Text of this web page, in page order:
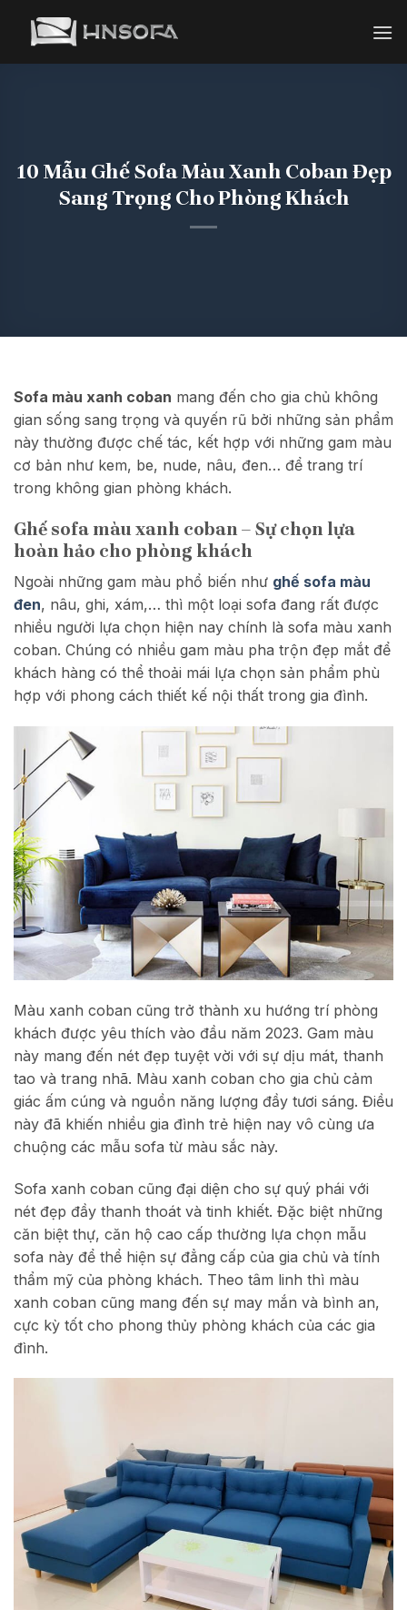
10 Mẫu Ghế Sofa Màu Xanh Coban Đẹp
Sang Trọng Cho Phòng Khách
Sofa màu xanh coban mang đến cho gia chủ không
gian sống sang trọng và quyến rũ bởi những sản phẩm
này thường được chế tác, kết hợp với những gam màu
cơ bản như kem, be, nude, nâu, đen… để trang trí
trong không gian phòng khách.
Ghế sofa màu xanh coban – Sự chọn lựa
hoàn hảo cho phòng khách
Ngoài những gam màu phổ biến như ghế sofa màu
đen, nâu, ghi, xám,… thì một loại sofa đang rất được
nhiều người lựa chọn hiện nay chính là sofa màu xanh
coban. Chúng có nhiều gam màu pha trộn đẹp mắt để
khách hàng có thể thoải mái lựa chọn sản phẩm phù
hợp với phong cách thiết kế nội thất trong gia đình.
Màu xanh coban cũng trở thành xu hướng trí phòng
khách được yêu thích vào đầu năm 2023. Gam màu
này mang đến nét đẹp tuyệt vời với sự dịu mát, thanh
tao và trang nhã. Màu xanh coban cho gia chủ cảm
giác ấm cúng và nguồn năng lượng đầy tươi sáng. Điều
này đã khiến nhiều gia đình trẻ hiện nay vô cùng ưa
chuộng các mẫu sofa từ màu sắc này.
Sofa xanh coban cũng đại diện cho sự quý phái với
nét đẹp đầy thanh thoát và tinh khiết. Đặc biệt những
căn biệt thự, căn hộ cao cấp thường lựa chọn mẫu
sofa này để thể hiện sự đẳng cấp của gia chủ và tính
thẩm mỹ của phòng khách. Theo tâm linh thì màu
xanh coban cũng mang đến sự may mắn và bình an,
cực kỳ tốt cho phong thủy phòng khách của các gia
đình.